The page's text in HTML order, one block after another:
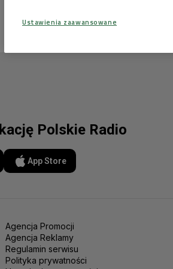
Polskie Radio
App Store
Agencja Promocji
Agencja Reklamy
Regulamin serwisu
Polityka prywatności
Ustawienia zaawansowane